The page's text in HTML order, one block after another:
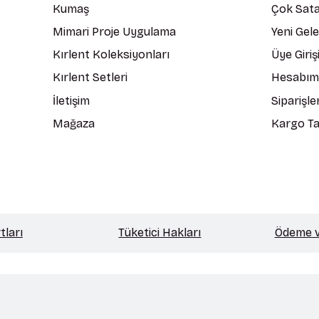
Kumaş
Mimari Proje Uygulama
Kırlent Koleksiyonları
Kırlent Setleri
İletişim
Mağaza
Çok
Yeni
Üye Girişi
Hesabım
Kargo
Tüketici Hakları Ödeme